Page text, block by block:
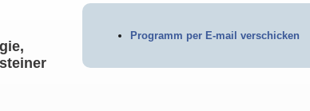
Programm per E-mail verschicken